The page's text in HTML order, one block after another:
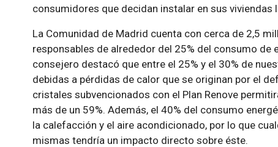
consumidores que decidan instalar en sus
La Comunidad de Madrid cuenta con cerca de 2,5
responsables de alrededor del 25% del consumo de
consejero destacó que entre el 25% y el 30% de
debidas a pérdidas de calor que se originan por el
cristales subvencionados con el Plan Renove
más de un 59%. Además, el 40% del consumo
la calefacción y el aire acondicionado, por lo que
mismas tendría un impacto directo sobre éste.